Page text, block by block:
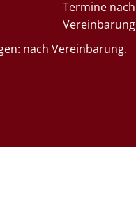
Termine nach
Vereinbarung
nach Vereinbarung.